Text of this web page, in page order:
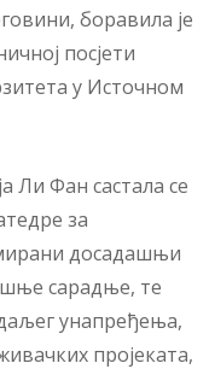
боравила је
посјети
у Источном
Ли Фан састала се
за
досадашњи
сарадње, те
унапређења,
пројеката,